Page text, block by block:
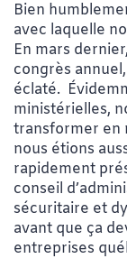
Bien
avec laquelle
En mars
congrès
éclaté.
ministérielles,
transformer en
nous étions
rapidement
conseil
sécuritaire et
avant que ça
entreprises